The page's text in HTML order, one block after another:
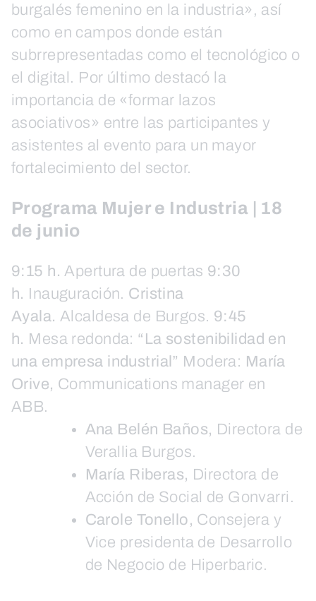
burgalés femenino en la industria», así
como en campos donde están
subrrepresentadas como el tecnológico o
el digital. Por último destacó la
importancia de «formar lazos
asociativos» entre las participantes y
asistentes al evento para un mayor
fortalecimiento del sector.
Programa Mujer e Industria | 18
de junio
9:15 h.Apertura de puertas 9:30
h. Inauguración. Cristina
Ayala. Alcaldesa de Burgos. 9:45
h. Mesa redonda: “La sostenibilidad en
una empresa industrial” Modera: María
Orive, Communications manager en
ABB.
Ana Belén Baños, Directora de
Verallia Burgos.
María Riberas, Directora de
Acción de Social de Gonvarri.
Carole Tonello, Consejera y
Vice presidenta de Desarrollo
de Negocio de Hiperbaric.